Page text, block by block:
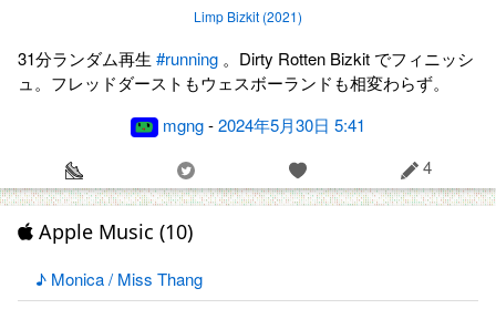
Limp Bizkit (2021)
31分ランダム再生 #running 。Dirty Rotten Bizkit でフィニッシ
ュ。フレッドダーストもウェスボーランドも相変わらず。
mgng-2024年5月30日 5:41
4
Apple Music (10)
♪ Monica / Miss Thang